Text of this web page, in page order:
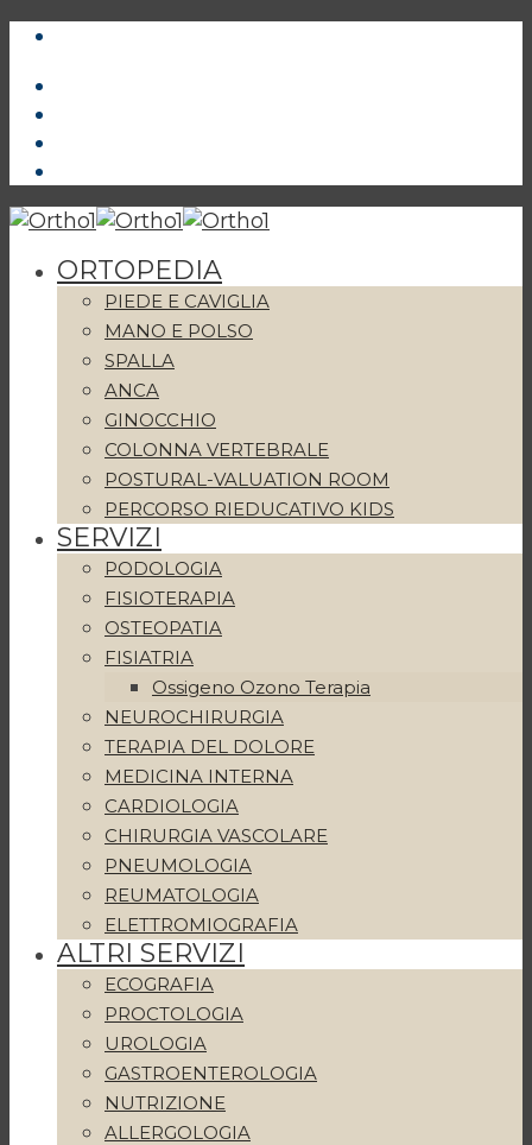
ORTOPEDIA
PIEDE E CAVIGLIA
MANO E POLSO
SPALLA
ANCA
GINOCCHIO
COLONNA VERTEBRALE
POSTURAL-VALUATION ROOM
PERCORSO RIEDUCATIVO KIDS
SERVIZI
PODOLOGIA
FISIOTERAPIA
OSTEOPATIA
FISIATRIA
Ossigeno Ozono Terapia
NEUROCHIRURGIA
TERAPIA DEL DOLORE
MEDICINA INTERNA
CARDIOLOGIA
CHIRURGIA VASCOLARE
PNEUMOLOGIA
REUMATOLOGIA
ELETTROMIOGRAFIA
ALTRI SERVIZI
ECOGRAFIA
PROCTOLOGIA
UROLOGIA
GASTROENTEROLOGIA
NUTRIZIONE
ALLERGOLOGIA